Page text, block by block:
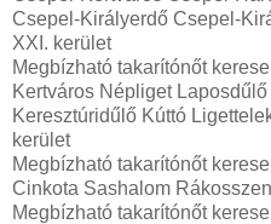
Csepel-Királyerdő Csepel-
XXI. kerület
Megbízható takarítónőt
Kertváros Népliget
Keresztúridűlő Kúttó
kerület
Megbízható takarítónőt
Cinkota Sashalom
Megbízható takarítónőt